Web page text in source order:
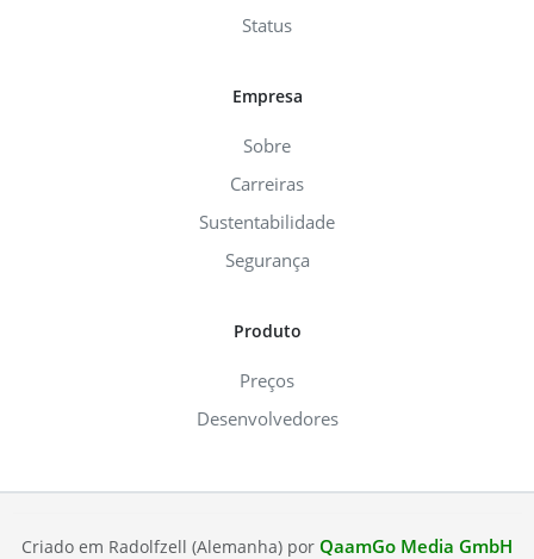
Status
Empresa
Sobre
Carreiras
Sustentabilidade
Segurança
Produto
Preços
Desenvolvedores
Criado em Radolfzell (Alemanha) por QaamGo Media GmbH